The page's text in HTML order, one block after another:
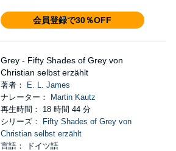
会員登録で30％OFF
Grey - Fifty Shades of Grey von
Christian selbst erzählt
著者：
E. L. James
ナレーター：
Martin Kautz
再生時間： 18 時間 44 分
シリーズ：
Fifty Shades of Grey von
Christian selbst erzählt
言語： ドイツ語